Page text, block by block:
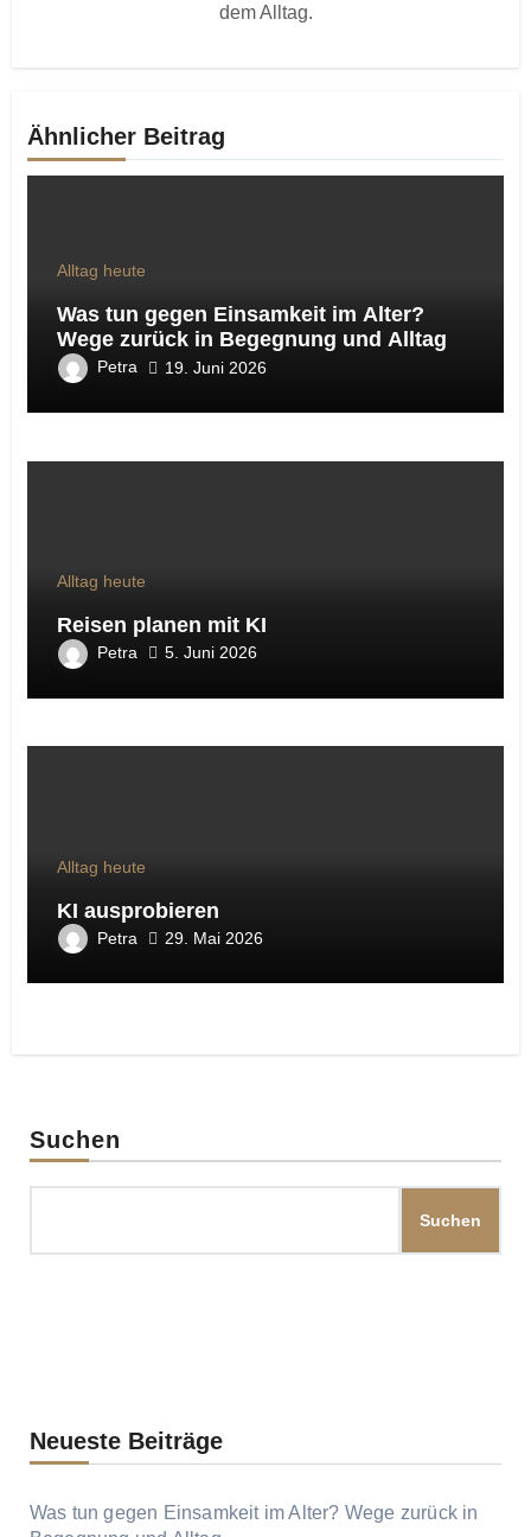
dem Alltag.
Ähnlicher Beitrag
Alltag heute
Was tun gegen Einsamkeit im Alter?
Wege zurück in Begegnung und Alltag
Petra 19. Juni 2026
Alltag heute
Reisen planen mit KI
Petra 5. Juni 2026
Alltag heute
KI ausprobieren
Petra 29. Mai 2026
Suchen
Suchen
Neueste Beiträge
Was tun gegen Einsamkeit im Alter? Wege zurück in